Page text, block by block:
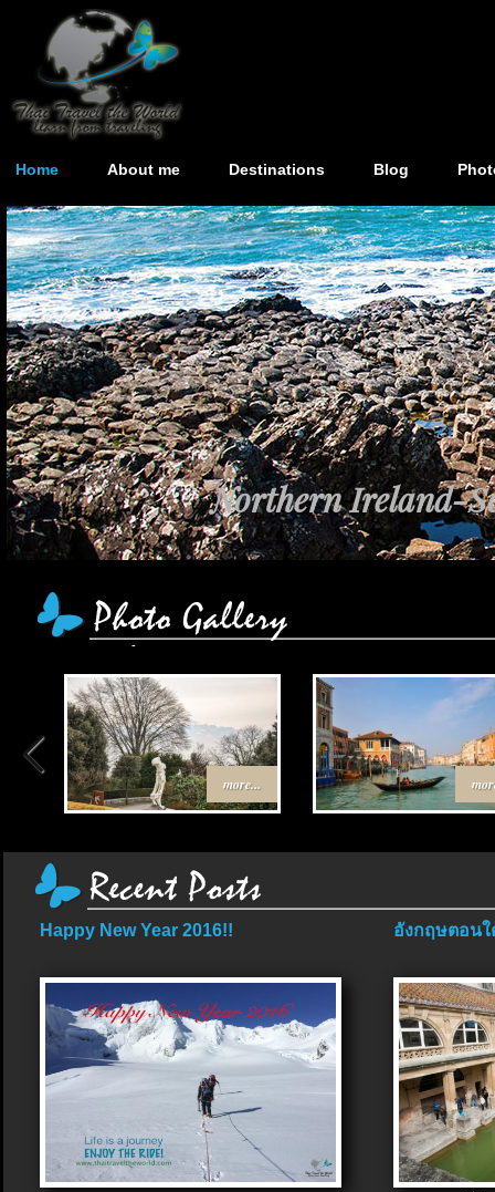
Home About me Destinations Blog
Northern Ireland-
more...
Happy New Year 2016!! อังกฤษตอนใ